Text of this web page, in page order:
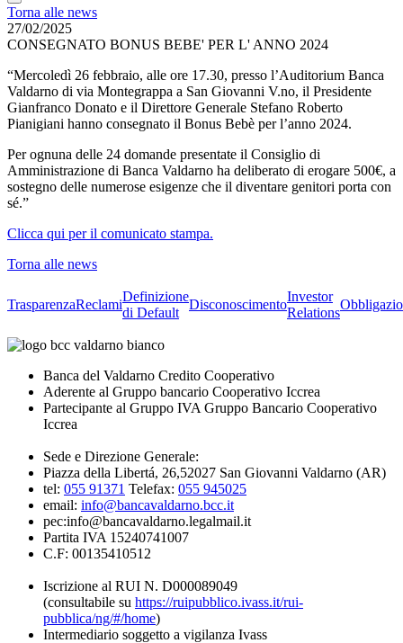
Torna alle news
27/02/2025
CONSEGNATO BONUS BEBE' PER L' ANNO 2024
“Mercoledì 26 febbraio, alle ore 17.30, presso l’Auditorium Banca
Valdarno di via Montegrappa a San Giovanni V.no, il Presidente
Gianfranco Donato e il Direttore Generale Stefano Roberto
Pianigiani hanno consegnato il Bonus Bebè per l’anno 2024.
Per ognuna delle 24 domande presentate il Consiglio di
Amministrazione di Banca Valdarno ha deliberato di erogare 500€, a
sostegno delle numerose esigenze che il diventare genitori porta con
sé.”
Clicca qui per il comunicato stampa.
Torna alle news
TrasparenzaReclami
Definizione
di Default
Disconoscimento
Investor
Relations
Banca del Valdarno Credito Cooperativo
Aderente al Gruppo bancario Cooperativo Iccrea
Partecipante al Gruppo IVA Gruppo Bancario Cooperativo
Iccrea
Sede e Direzione Generale:
Piazza della Libertá, 26,52027 San Giovanni Valdarno (AR)
tel: 055 91371 Telefax: 055 945025
email: info@bancavaldarno.bcc.it
pec:info@bancavaldarno.legalmail.it
Partita IVA 15240741007
C.F: 00135410512
Iscrizione al RUI N. D000089049
(consultabile su https://ruipubblico.ivass.it/rui-
pubblica/ng/#/home)
Intermediario soggetto a vigilanza Ivass